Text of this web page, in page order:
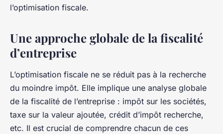
l’optimisation fiscale.
Une approche globale de la fiscalité
d’entreprise
L’optimisation fiscale ne se réduit pas à la recherche
du moindre impôt. Elle implique une analyse globale
de la fiscalité de l’entreprise : impôt sur les sociétés,
taxe sur la valeur ajoutée, crédit d’impôt recherche,
etc. Il est crucial de comprendre chacun de ces